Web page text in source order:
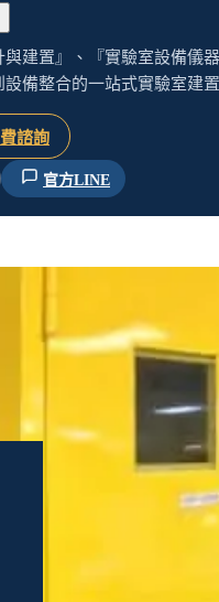
服務
計與訂製 地板鋪設工程
建置』、『實驗室設備儀
備整合的一站式實驗室建
諮詢
官方LINE